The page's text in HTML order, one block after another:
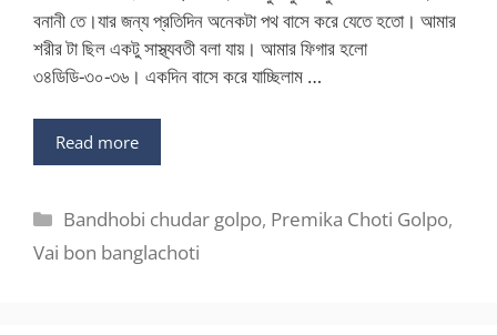
বনানী তে।যার জন্য প্রতিদিন অনেকটা পথ বাসে করে যেতে হতো। আমার
শরীর টা ছিল একটু সাস্থ্যবতী বলা যায়। আমার ফিগার হলো
৩৪ডিডি-৩০-৩৬। একদিন বাসে করে যাচ্ছিলাম …
Read more
Categories
Bandhobi chudar golpo, Premika Choti Golpo,
Vai bon banglachoti